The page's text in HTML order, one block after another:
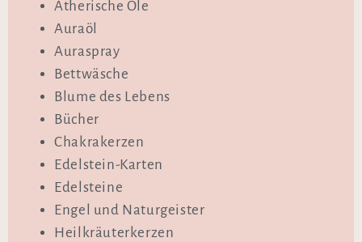
Ätherische Öle
Auraöl
Auraspray
Bettwäsche
Blume des Lebens
Bücher
Chakrakerzen
Edelstein-Karten
Edelsteine
Engel und Naturgeister
Heilkräuterkerzen